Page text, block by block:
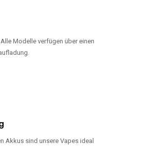
Modelle verfügen über einen
Akkus sind unsere Vapes ideal